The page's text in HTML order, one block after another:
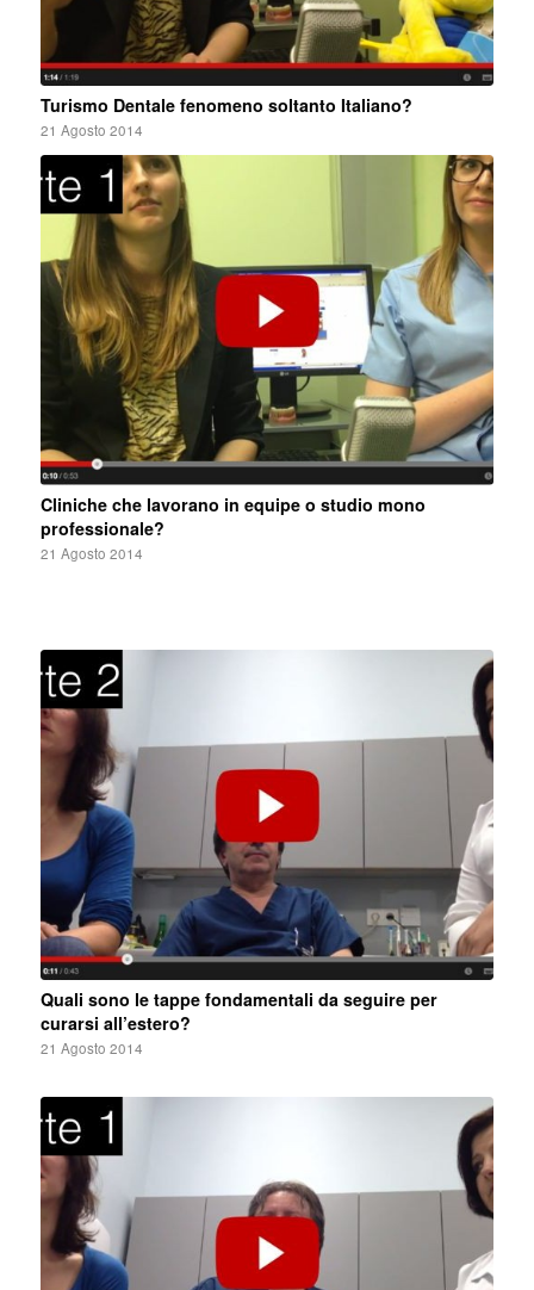
Turismo Dentale fenomeno soltanto Italiano?
21 Agosto 2014
Cliniche che lavorano in equipe o studio mono
professionale?
21 Agosto 2014
Quali sono le tappe fondamentali da seguire per
curarsi all’estero?
21 Agosto 2014